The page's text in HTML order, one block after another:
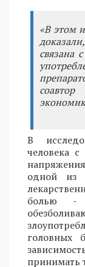
«В этом
связана
В
человека
одной из
болью -
головных
принимать